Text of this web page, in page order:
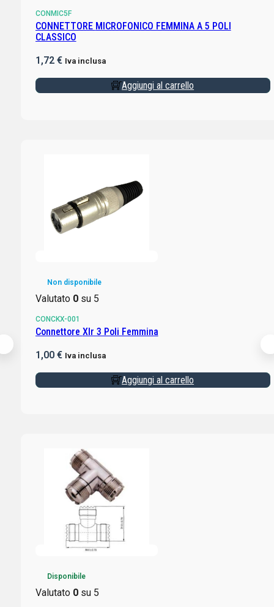
CONMIC5F
CONNETTORE MICROFONICO FEMMINA A 5 POLI
CLASSICO
1,72 € Iva inclusa
Aggiungi al carrello
Non disponibile
Valutato 0su 5
CONCKX-001
Connettore Xlr 3 Poli Femmina
1,00 € Iva inclusa
Aggiungi al carrello
Disponibile
Valutato 0su 5